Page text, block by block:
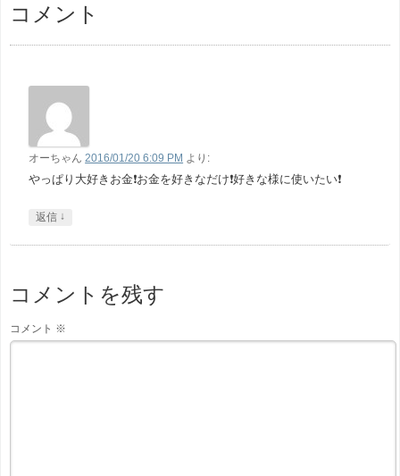
コメント
オーちゃん 2016/01/20 6:09 PM より:
やっぱり大好きお金❗お金を好きなだけ❗好きな様に使いたい❗
返信 ↓
コメントを残す
コメント ※